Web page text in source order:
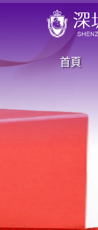
首頁